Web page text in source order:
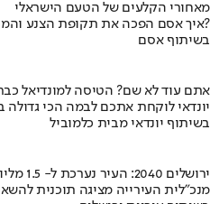
מאחורי הקלעים של הטעם הישראלי
איך אסם הפכה את תקופת הצנע והמחסור הקשה של שנות ה-40 למותג לאומי?
בשיתוף אסם
אתם עוד לא שם? הטיסה למונדיאל
יונדאי לוקחת אתכם לבמה הכי גדולה
בשיתוף יונדאי מבית כלמוביל
ירושלים 2040: העיר נערכת ל- 1.5 מליון תושבים
מנכ"לית העירייה מציגה תוכנית